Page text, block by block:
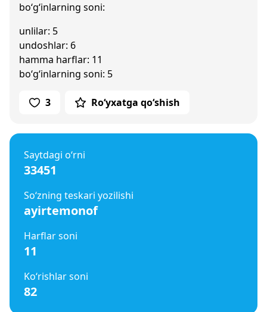
bo‘g‘inlarning soni:
unlilar: 5
undoshlar: 6
hamma harflar: 11
bo‘g‘inlarning soni: 5
3 Ro‘yxatga qo‘shish
Saytdagi o‘rni
33451
So‘zning teskari yozilishi
ayirtemonof
Harflar soni
11
Ko‘rishlar soni
82